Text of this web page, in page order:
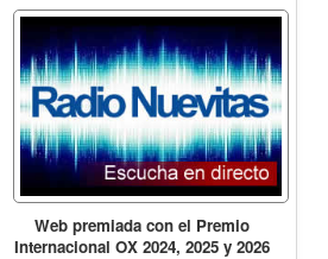
Web premiada con el Premio
Internacional OX 2024, 2025 y 2026